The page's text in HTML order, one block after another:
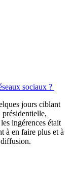
sociaux ?
jours ciblant
présidentielle,
ingérences était
à en faire plus et à